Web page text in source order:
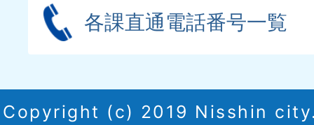
各課直通電話番号一覧
Copyright (c) 2019 Nisshin